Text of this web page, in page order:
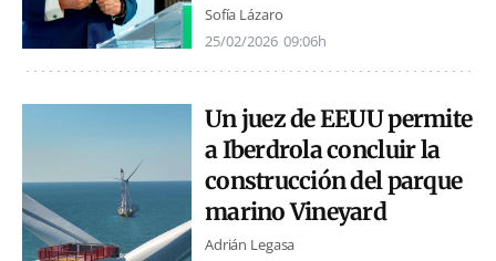
Sofía Lázaro
25/02/2026 09:06h
Un juez de EEUU permite
a Iberdrola concluir la
construcción del parque
marino Vineyard
Adrián Legasa